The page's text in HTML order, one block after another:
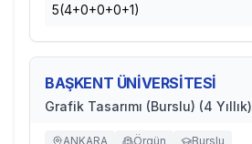
5(4+0+0+0+1)
BAŞKENT ÜNİVERSİTESİ
Grafik Tasarımı (Burslu) (4 Yıllık)
ANKARA Örgün Burslu